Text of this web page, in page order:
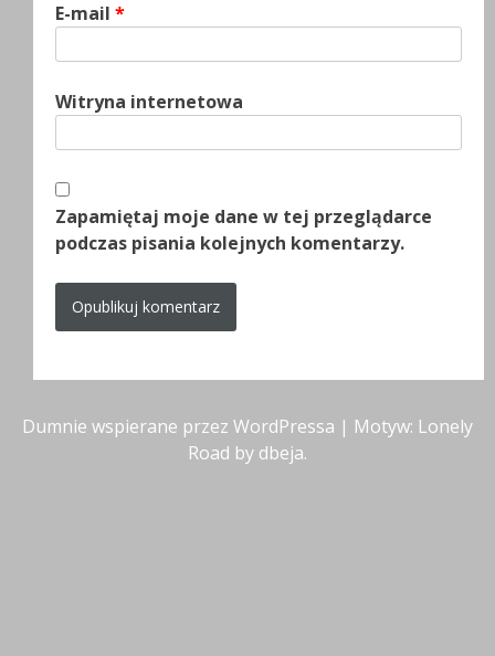
E-mail *
Witryna internetowa
Zapamiętaj moje dane w tej przeglądarce
podczas pisania kolejnych komentarzy.
Dumnie wspierane przez WordPressa | Motyw: Lonely
Road by dbeja.